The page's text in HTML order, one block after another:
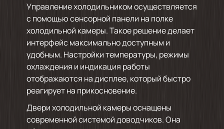
Управление холодильником осуществляется
с помощью сенсорной панели на полке
холодильной камеры. Такое решение делает
интерфейс максимально доступным и
удобным. Настройки температуры, режимы
охлаждения и индикация работы
отображаются на дисплее, который быстро
реагирует на прикосновение.
Двери холодильной камеры оснащены
современной системой доводчиков. Она